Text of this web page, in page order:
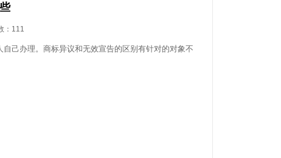
111
己办理。商标异议和无效宣告的区别有针对的对象不